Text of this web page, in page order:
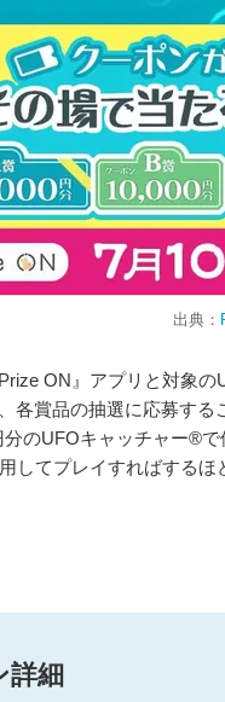
出典：
ON』アプリと対象
各賞品の抽選に応募する
のUFOキャッチャー®
してプレイすればする
詳細